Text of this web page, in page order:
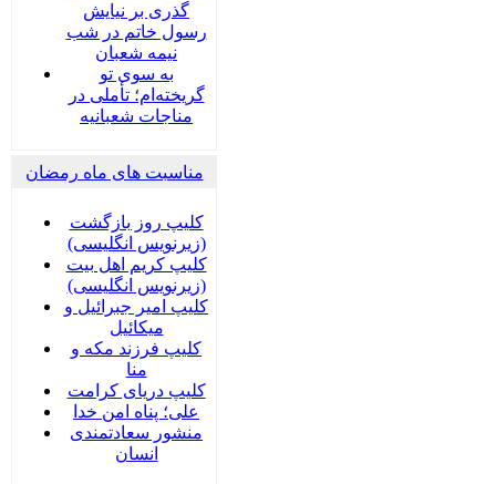
گذری بر نیایش
رسول خاتم در شب
نیمه شعبان
به سوی تو
گریخته‌ام؛ تأملی در
مناجات شعبانیه
مناسبت های ماه رمضان
کلیپ روز بازگشت
(زیرنویس انگلیسی)
کلیپ کریم اهل بیت
(زیرنویس انگلیسی)
کلیپ امیر جبرائیل و
میکائیل
کلیپ فرزند مکه و
منا
کلیپ دریای کرامت
علی؛ پناه امن خدا
منشور سعادتمندی
انسان